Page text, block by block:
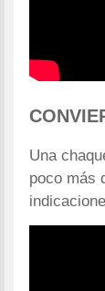
Una
poco más